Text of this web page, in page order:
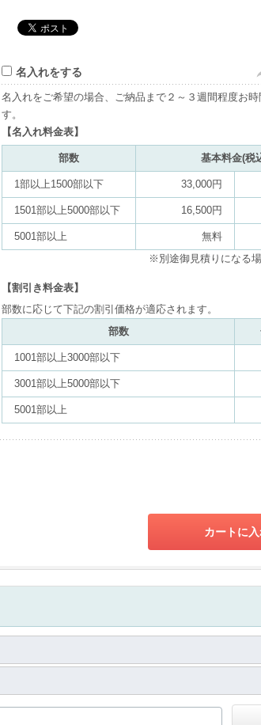
名入れをする
名入れをご希望の場合、ご納品まで２～３週間程度お時
す。
【名入れ料金表】
部数 基本料金(税
1部以上1500部以下 33,000円
1501部以上5000部以下 16,500円
5001部以上
無料
※別途御見積りになる場
【割引き料金表】
部数に応じて下記の割引価格が適応されます。
部数
1001部以上3000部以下
3001部以上5000部以下
5001部以上